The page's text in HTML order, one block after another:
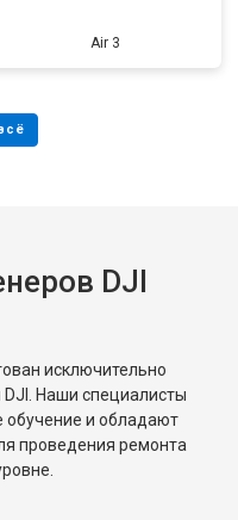
Air 3
DJI
исключительно
Наши специалисты
обучение и обладают
проведения ремонта